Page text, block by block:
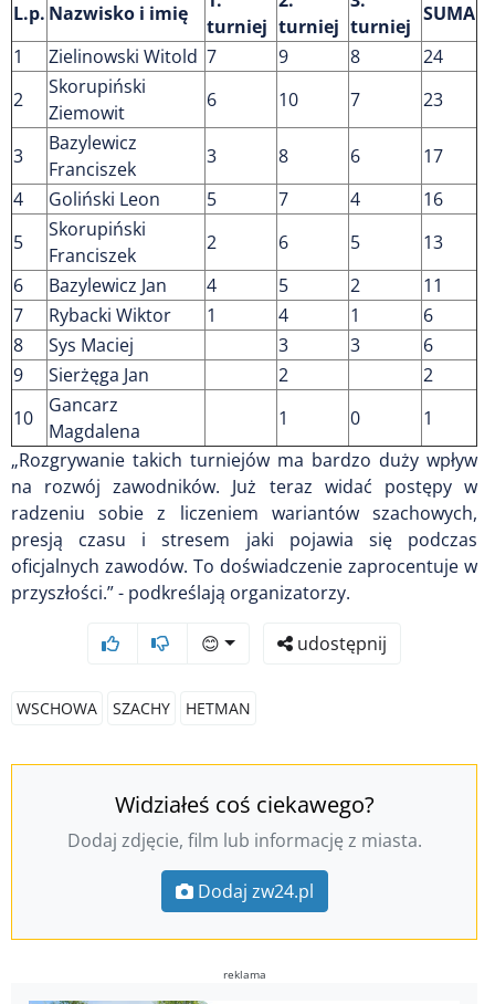
L.p. Nazwisko i imię
turniej turniej turniej
SUMA
1
Zielinowski Witold 7 9 8
24
2
Skorupiński
Ziemowit
6 10 7 23
3
Bazylewicz
Franciszek
3 8 6
17
4
Goliński Leon 5 7 4
16
5
Skorupiński
Franciszek
2 6 5
13
6
Bazylewicz Jan 4 5 2
11
7
Rybacki Wiktor 1 4 1
6
8
Sys Maciej 3 3
6
9
Sierżęga Jan 2
2
10
Gancarz
Magdalena
1 0
1
„Rozgrywanie takich turniejów ma bardzo duży wpływ
na rozwój zawodników. Już teraz widać postępy w
radzeniu sobie z liczeniem wariantów szachowych,
presją czasu i stresem jaki pojawia się podczas
oficjalnych zawodów. To doświadczenie zaprocentuje w
przyszłości.” - podkreślają organizatorzy.
😊 udostępnij
WSCHOWA SZACHY HETMAN
Widziałeś coś ciekawego?
Dodaj zdjęcie, film lub informację z miasta.
Dodaj zw24.pl
reklama